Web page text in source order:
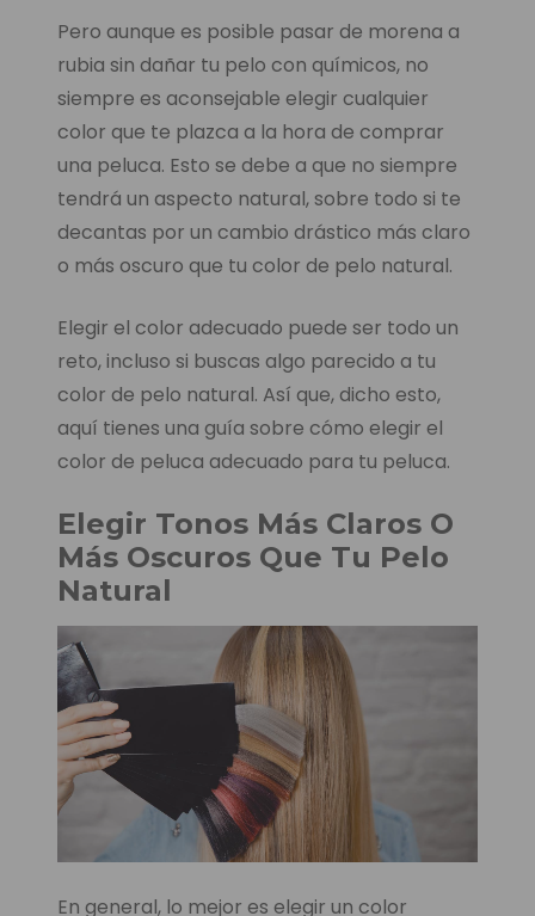
Pero aunque es posible pasar de morena a
rubia sin dañar tu pelo con químicos, no
siempre es aconsejable elegir cualquier
color que te plazca a la hora de comprar
una peluca. Esto se debe a que no siempre
tendrá un aspecto natural, sobre todo si te
decantas por un cambio drástico más claro
o más oscuro que tu color de pelo natural.
Elegir el color adecuado puede ser todo un
reto, incluso si buscas algo parecido a tu
color de pelo natural. Así que, dicho esto,
aquí tienes una guía sobre cómo elegir el
color de peluca adecuado para tu peluca.
Elegir Tonos Más Claros O
Más Oscuros Que Tu Pelo
Natural
En general, lo mejor es elegir un color